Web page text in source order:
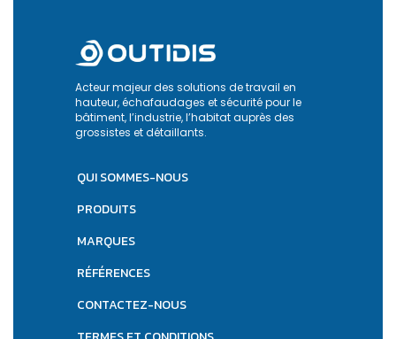
Acteur majeur des solutions de travail en
hauteur, échafaudages et sécurité pour le
bâtiment, l’industrie, l’habitat auprès des
grossistes et détaillants.
QUI SOMMES-NOUS
PRODUITS
MARQUES
RÉFÉRENCES
CONTACTEZ-NOUS